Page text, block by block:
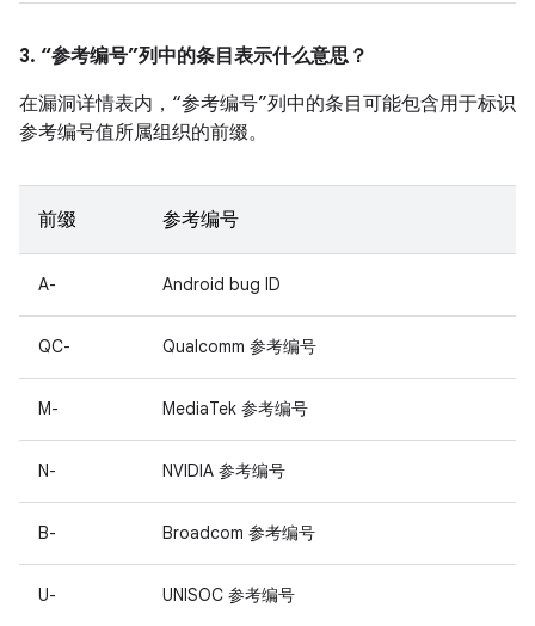
3. “参考编号”列中的条目表示什么意思？
在漏洞详情表内，“参考编号”列中的条目可能包含用于标识
参考编号值所属组织的前缀。
前缀 参考编号
A- Android bug ID
QC- Qualcomm 参考编号
M- MediaTek 参考编号
N- NVIDIA 参考编号
B- Broadcom 参考编号
U- UNISOC 参考编号